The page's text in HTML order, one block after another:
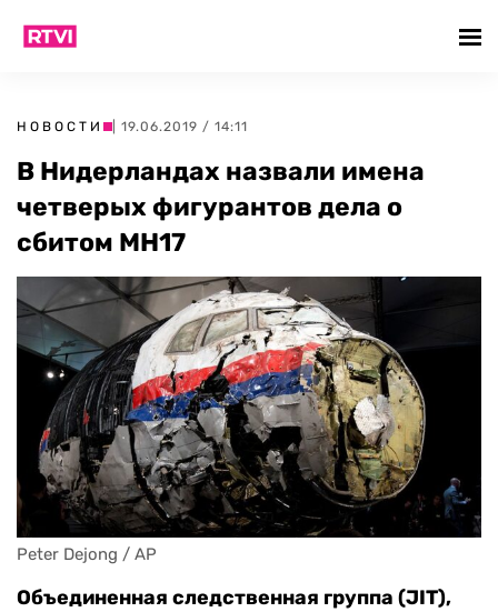
НОВОСТИ | 19.06.2019 / 14:11
В Нидерландах назвали имена
четверых фигурантов дела о
сбитом МН17
Peter Dejong / AP
Объединенная следственная группа (JIT),